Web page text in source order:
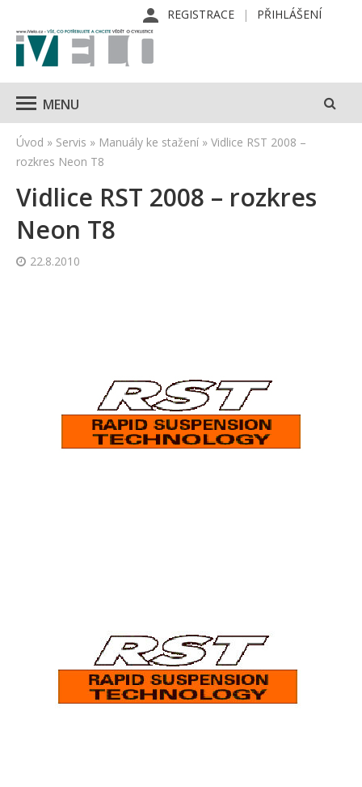
REGISTRACE PŘIHLÁŠENÍ
MENU
Úvod » Servis » Manuály ke stažení » Vidlice RST 2008 –
rozkres Neon T8
Vidlice RST 2008 – rozkres
Neon T8
22.8.2010